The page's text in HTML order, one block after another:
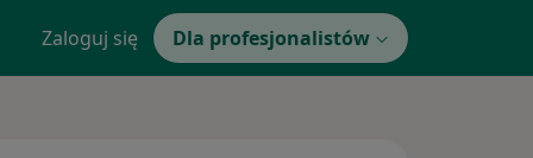
Zaloguj się Dla profesjonalistów